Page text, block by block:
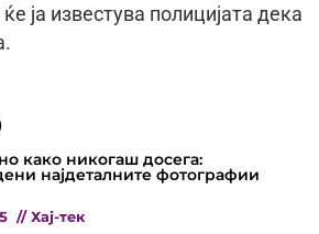
ја известува полицијата дека
како никогаш досега:
најдеталните фотографии
// Хај-тек